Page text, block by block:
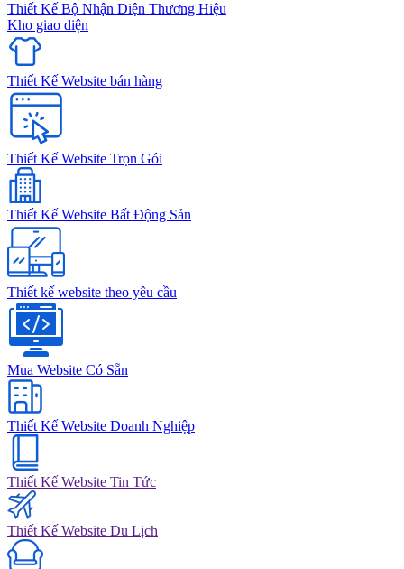
Thiết Kế Bộ Nhận Diện Thương Hiệu
Kho giao diện
Thiết Kế Website bán hàng
Thiết Kế Website Trọn Gói
Thiết Kế Website Bất Động Sản
Thiết kế website theo yêu cầu
Mua Website Có Sẵn
Thiết Kế Website Doanh Nghiệp
Thiết Kế Website Tin Tức
Thiết Kế Website Du Lịch